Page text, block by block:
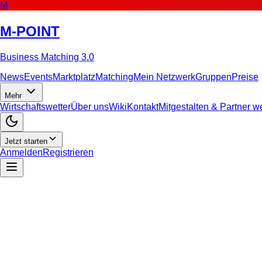
M
M-POINT
Business Matching 3.0
NewsEventsMarktplatzMatchingMein NetzwerkGruppenPreise
Mehr
WirtschaftswetterÜber unsWikiKontaktMitgestalten & Partner
Jetzt starten
AnmeldenRegistrieren